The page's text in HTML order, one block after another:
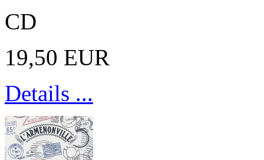
CD
19,50 EUR
Details ...